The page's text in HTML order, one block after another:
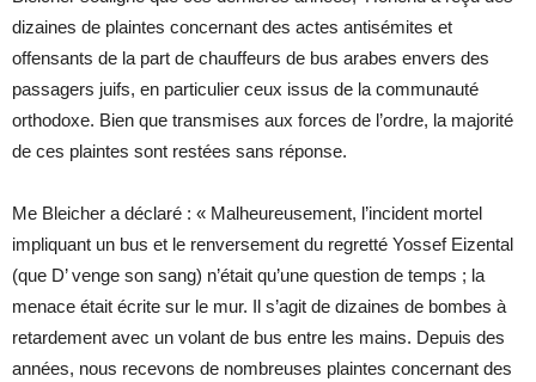
dizaines de plaintes concernant des actes antisémites et
offensants de la part de chauffeurs de bus arabes envers des
passagers juifs, en particulier ceux issus de la communauté
orthodoxe. Bien que transmises aux forces de l’ordre, la majorité
de ces plaintes sont restées sans réponse.
Me Bleicher a déclaré : « Malheureusement, l’incident mortel
impliquant un bus et le renversement du regretté Yossef Eizental
(que D’ venge son sang) n’était qu’une question de temps ; la
menace était écrite sur le mur. Il s’agit de dizaines de bombes à
retardement avec un volant de bus entre les mains. Depuis des
années, nous recevons de nombreuses plaintes concernant des